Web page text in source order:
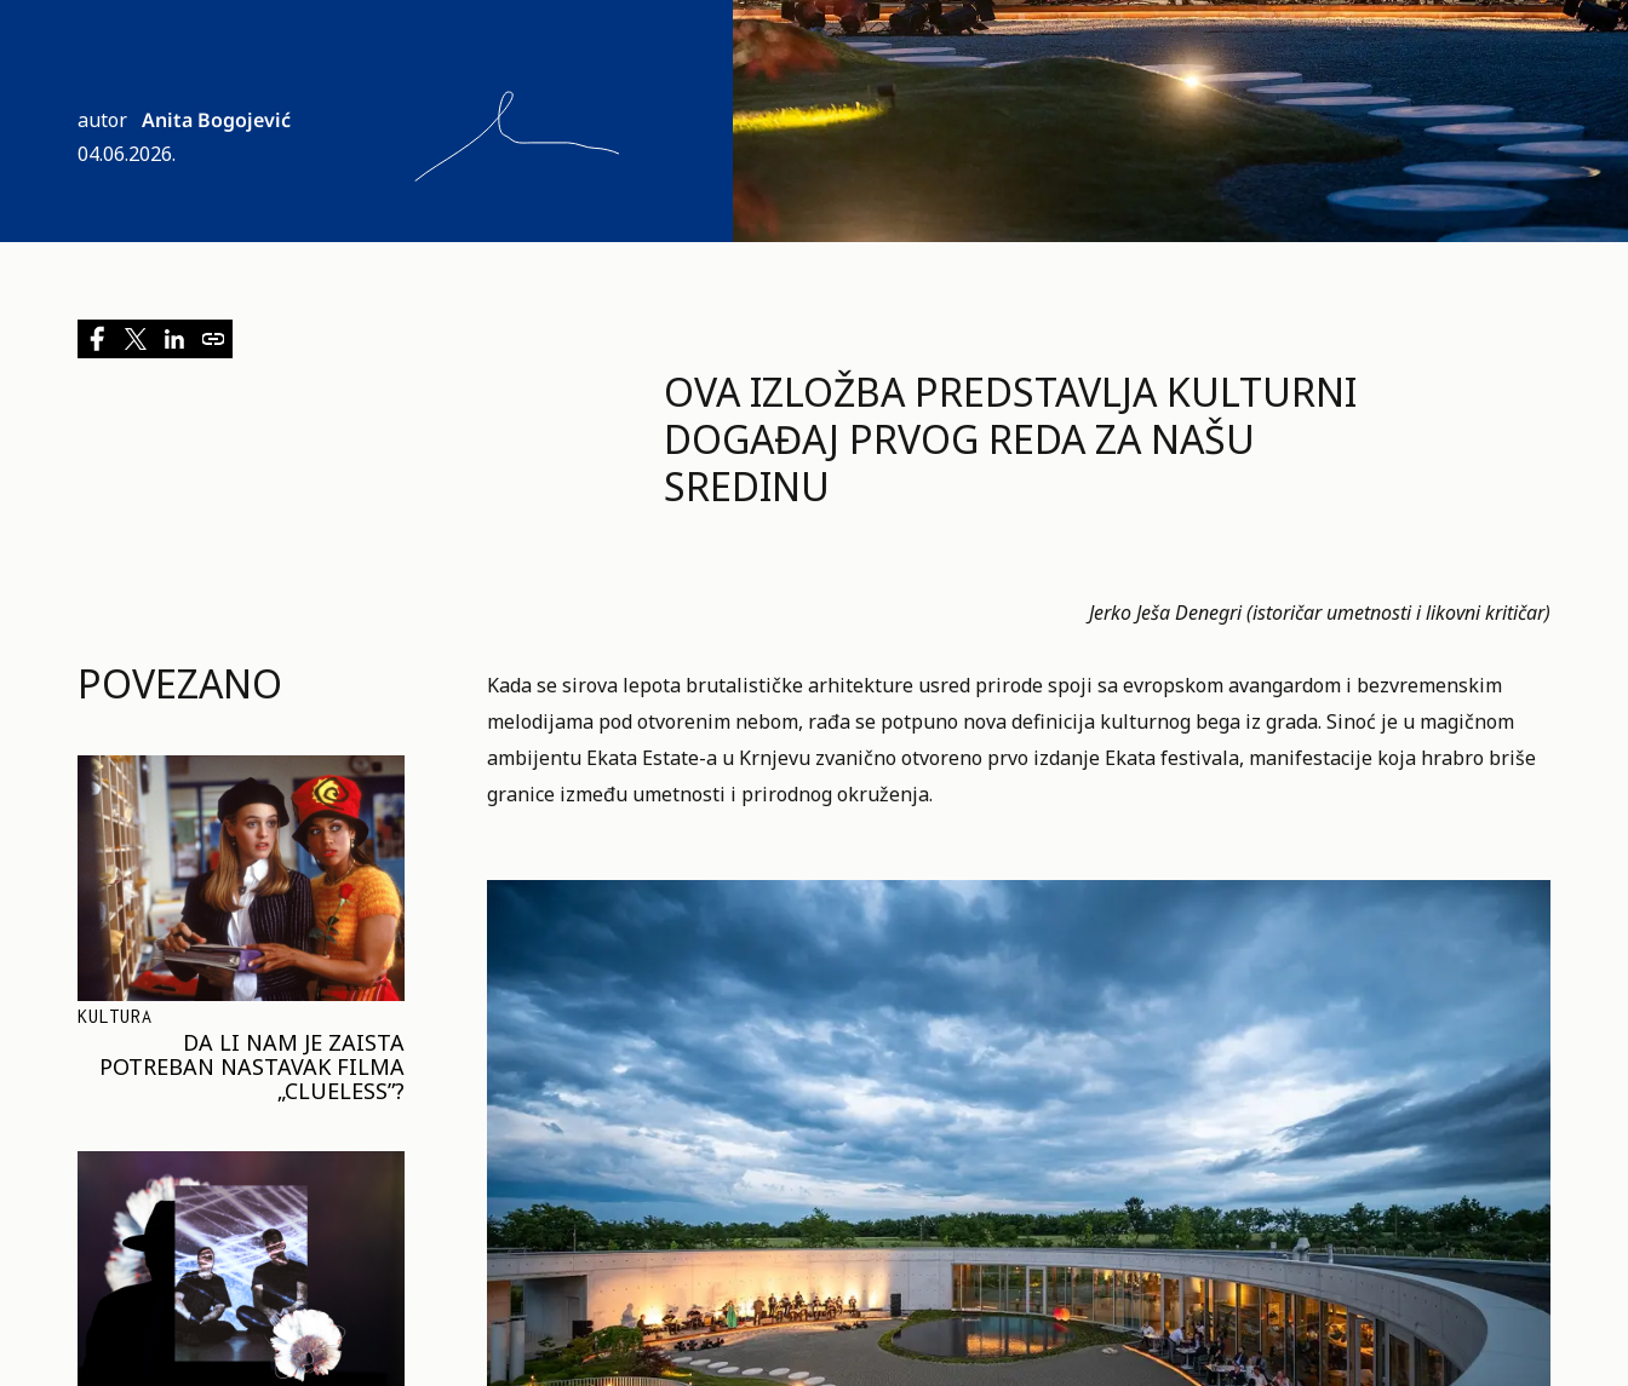
autor Anita Bogojević
04.06.2026.
POVEZANO
KULTURA
DA LI NAM JE ZAISTA
POTREBAN NASTAVAK FILMA
„CLUELESS”?
OVA IZLOŽBA PREDSTAVLJA KULTURNI
DOGAĐAJ PRVOG REDA ZA NAŠU
SREDINU
Jerko Ješa Denegri (istoričar umetnosti i likovni kritičar)
Kada se sirova lepota brutalističke arhitekture usred prirode spoji sa evropskom avangardom i bezvremenskim
melodijama pod otvorenim nebom, rađa se potpuno nova definicija kulturnog bega iz grada. Sinoć je u magičnom
ambijentu Ekata Estate-a u Krnjevu zvanično otvoreno prvo izdanje Ekata festivala, manifestacije koja hrabro briše
granice između umetnosti i prirodnog okruženja.